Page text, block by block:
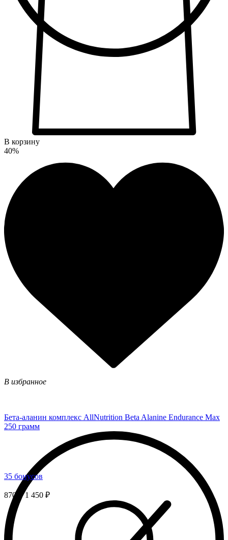
В корзину
40%
В избранное
Бета-аланин комплекс AllNutrition Beta Alanine Endurance Max
250 грамм
35 бонусов
870 ₽1 450 ₽